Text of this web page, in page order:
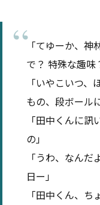
「てゆーか、
で？ 特殊な趣味
「いやこいつ
もの、段ボール
「田中くんに訊
の」
「うわ、なん
日ー」
「田中くん、ち